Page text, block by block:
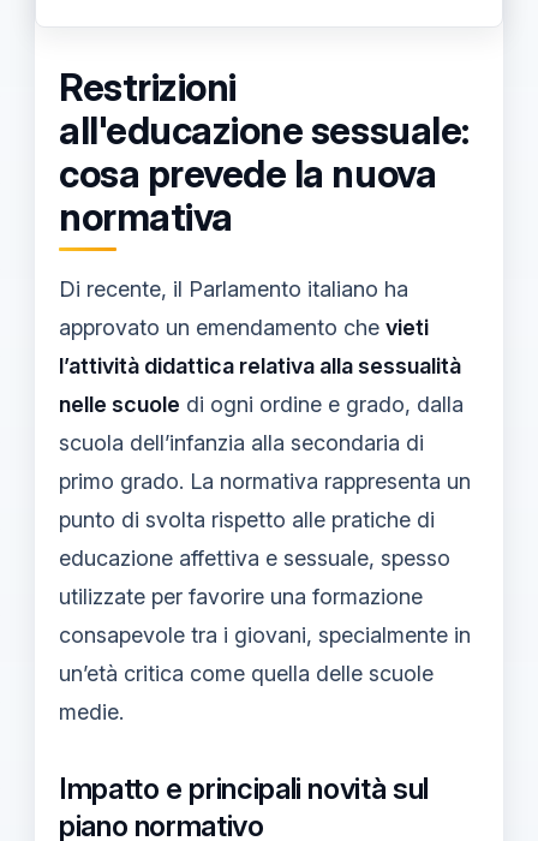
Restrizioni
all'educazione sessuale:
cosa prevede la nuova
normativa
Di recente, il Parlamento italiano ha
approvato un emendamento che vieti
l’attività didattica relativa alla sessualità
nelle scuole di ogni ordine e grado, dalla
scuola dell’infanzia alla secondaria di
primo grado. La normativa rappresenta un
punto di svolta rispetto alle pratiche di
educazione affettiva e sessuale, spesso
utilizzate per favorire una formazione
consapevole tra i giovani, specialmente in
un’età critica come quella delle scuole
medie.
Impatto e principali novità sul
piano normativo